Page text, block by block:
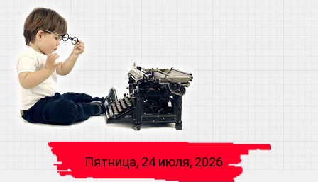
Пятница, 24 июля, 2026